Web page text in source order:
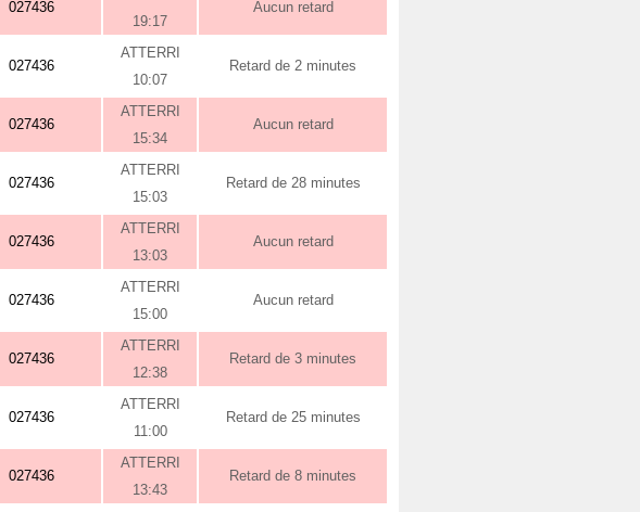
027436
19:17
Aucun retard
027436
ATTERRI
10:07
Retard de 2 minutes
027436
ATTERRI
15:34
Aucun retard
027436
ATTERRI
15:03
Retard de 28 minutes
027436
ATTERRI
13:03
Aucun retard
027436
ATTERRI
15:00
Aucun retard
027436
ATTERRI
12:38
Retard de 3 minutes
027436
ATTERRI
11:00
Retard de 25 minutes
027436
ATTERRI
13:43
Retard de 8 minutes